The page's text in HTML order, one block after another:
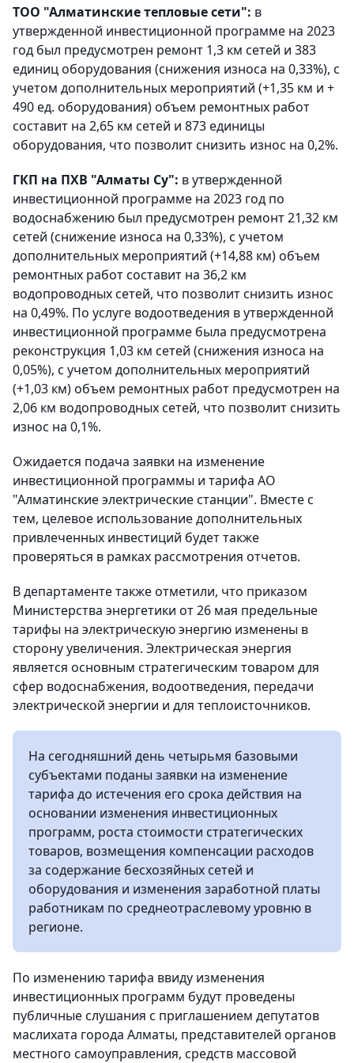
ТОО "Алматинские тепловые сети": в
утвержденной инвестиционной программе на 2023
год был предусмотрен ремонт 1,3 км сетей и 383
единиц оборудования (снижения износа на 0,33%), с
учетом дополнительных мероприятий (+1,35 км и +
490 ед. оборудования) объем ремонтных работ
составит на 2,65 км сетей и 873 единицы
оборудования, что позволит снизить износ на 0,2%.
ГКП на ПХВ "Алматы Су": в утвержденной
инвестиционной программе на 2023 год по
водоснабжению был предусмотрен ремонт 21,32 км
сетей (снижение износа на 0,33%), с учетом
дополнительных мероприятий (+14,88 км) объем
ремонтных работ составит на 36,2 км
водопроводных сетей, что позволит снизить износ
на 0,49%. По услуге водоотведения в утвержденной
инвестиционной программе была предусмотрена
реконструкция 1,03 км сетей (снижения износа на
0,05%), с учетом дополнительных мероприятий
(+1,03 км) объем ремонтных работ предусмотрен на
2,06 км водопроводных сетей, что позволит снизить
износ на 0,1%.
Ожидается подача заявки на изменение
инвестиционной программы и тарифа АО
"Алматинские электрические станции". Вместе с
тем, целевое использование дополнительных
привлеченных инвестиций будет также
проверяться в рамках рассмотрения отчетов.
В департаменте также отметили, что приказом
Министерства энергетики от 26 мая предельные
тарифы на электрическую энергию изменены в
сторону увеличения. Электрическая энергия
является основным стратегическим товаром для
сфер водоснабжения, водоотведения, передачи
электрической энергии и для теплоисточников.
На сегодняшний день четырьмя базовыми
субъектами поданы заявки на изменение
тарифа до истечения его срока действия на
основании изменения инвестиционных
программ, роста стоимости стратегических
товаров, возмещения компенсации расходов
за содержание бесхозяйных сетей и
оборудования и изменения заработной платы
работникам по среднеотраслевому уровню в
регионе.
По изменению тарифа ввиду изменения
инвестиционных программ будут проведены
публичные слушания с приглашением депутатов
маслихата города Алматы, представителей органов
местного самоуправления, средств массовой